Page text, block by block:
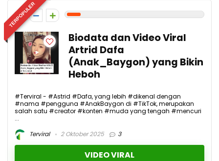
TERPOPULER
1
Biodata dan Video Viral
Artrid Dafa
(Anak_Baygon) yang Bikin
Heboh
#Terviral - #Astrid #Dafa, yang lebih #dikenal dengan
#nama #pengguna #AnakBaygon di #TikTok, merupakan
salah satu #creator #konten #muda yang tengah #mencuri
...
Terviral
2 Oktober 2025 3
VIDEO VIRAL